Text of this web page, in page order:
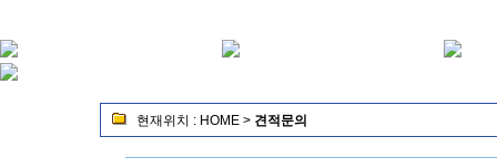
현재위치 : HOME > 견적문의